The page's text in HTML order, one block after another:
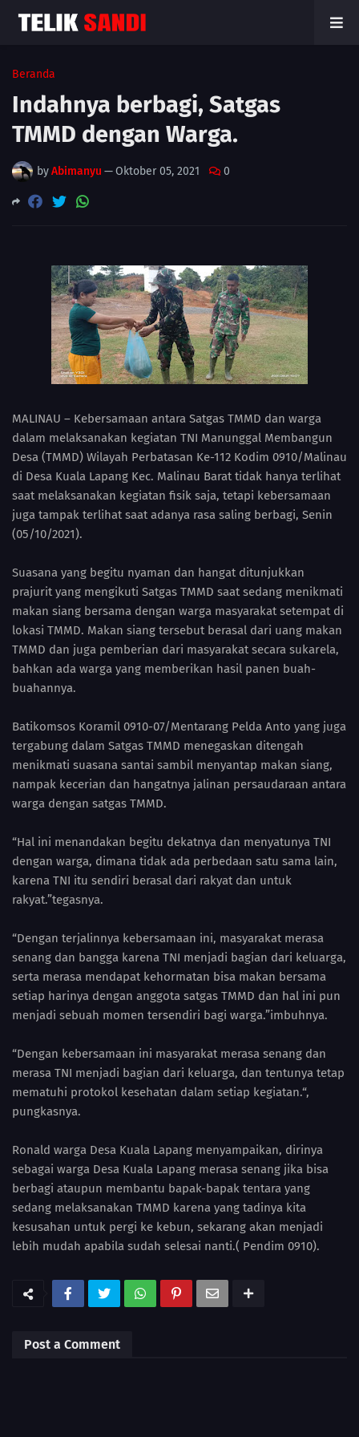
Beranda
Indahnya berbagi, Satgas
TMMD dengan Warga.
byAbimanyu —Oktober 05, 2021 0
MALINAU – Kebersamaan antara Satgas TMMD dan warga
dalam melaksanakan kegiatan TNI Manunggal Membangun
Desa (TMMD) Wilayah Perbatasan Ke-112 Kodim 0910/Malinau
di Desa Kuala Lapang Kec. Malinau Barat tidak hanya terlihat
saat melaksanakan kegiatan fisik saja, tetapi kebersamaan
juga tampak terlihat saat adanya rasa saling berbagi, Senin
(05/10/2021).
Suasana yang begitu nyaman dan hangat ditunjukkan
prajurit yang mengikuti Satgas TMMD saat sedang menikmati
makan siang bersama dengan warga masyarakat setempat di
lokasi TMMD. Makan siang tersebut berasal dari uang makan
TMMD dan juga pemberian dari masyarakat secara sukarela,
bahkan ada warga yang memberikan hasil panen buah-
buahannya.
Batikomsos Koramil 0910-07/Mentarang Pelda Anto yang juga
tergabung dalam Satgas TMMD menegaskan ditengah
menikmati suasana santai sambil menyantap makan siang,
nampak kecerian dan hangatnya jalinan persaudaraan antara
warga dengan satgas TMMD.
“Hal ini menandakan begitu dekatnya dan menyatunya TNI
dengan warga, dimana tidak ada perbedaan satu sama lain,
karena TNI itu sendiri berasal dari rakyat dan untuk
rakyat.”tegasnya.
“Dengan terjalinnya kebersamaan ini, masyarakat merasa
senang dan bangga karena TNI menjadi bagian dari keluarga,
serta merasa mendapat kehormatan bisa makan bersama
setiap harinya dengan anggota satgas TMMD dan hal ini pun
menjadi sebuah momen tersendiri bagi warga.”imbuhnya.
“Dengan kebersamaan ini masyarakat merasa senang dan
merasa TNI menjadi bagian dari keluarga, dan tentunya tetap
mematuhi protokol kesehatan dalam setiap kegiatan.“,
pungkasnya.
Ronald warga Desa Kuala Lapang menyampaikan, dirinya
sebagai warga Desa Kuala Lapang merasa senang jika bisa
berbagi ataupun membantu bapak-bapak tentara yang
sedang melaksanakan TMMD karena yang tadinya kita
kesusahan untuk pergi ke kebun, sekarang akan menjadi
lebih mudah apabila sudah selesai nanti.( Pendim 0910).
Post a Comment